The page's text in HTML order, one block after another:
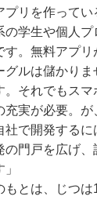
リを作ってい
の学生や個人
。無料アプリ
グルは儲かり
それでもスマ
充実が必要。
社で開発する
の門戸を広げ、
とは、じつは